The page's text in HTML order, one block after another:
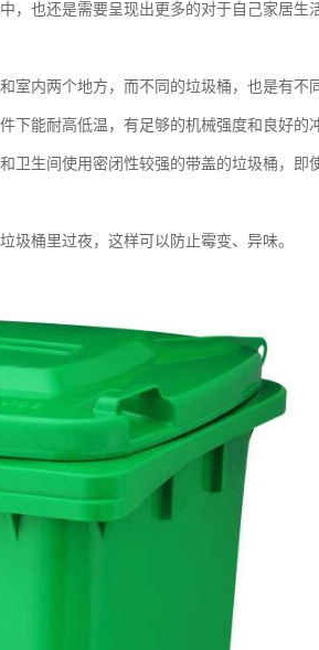
，也还是需要呈现出更多的对于自己家居生
内两个地方，而不同的垃圾桶，也是有不
下能耐高低温，有足够的机械强度和良好的
卫生间使用密闭性较强的带盖的垃圾桶，即
圾桶里过夜，这样可以防止霉变、异味。